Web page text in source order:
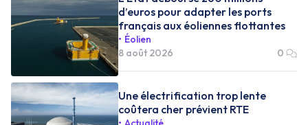
d’euros pour adapter les ports
français aux éoliennes flottantes
Éolien
8 août 2026
0
Une électrification trop lente
coûtera cher prévient RTE